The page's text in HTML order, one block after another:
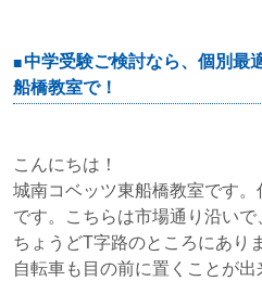
中学受験ご検討なら、個別最
船橋教室で！
こんにちは！
城南コベッツ東船橋教室です。
です。こちらは市場通り沿い
ちょうどT字路のところにあり
自転車も目の前に置くことが出